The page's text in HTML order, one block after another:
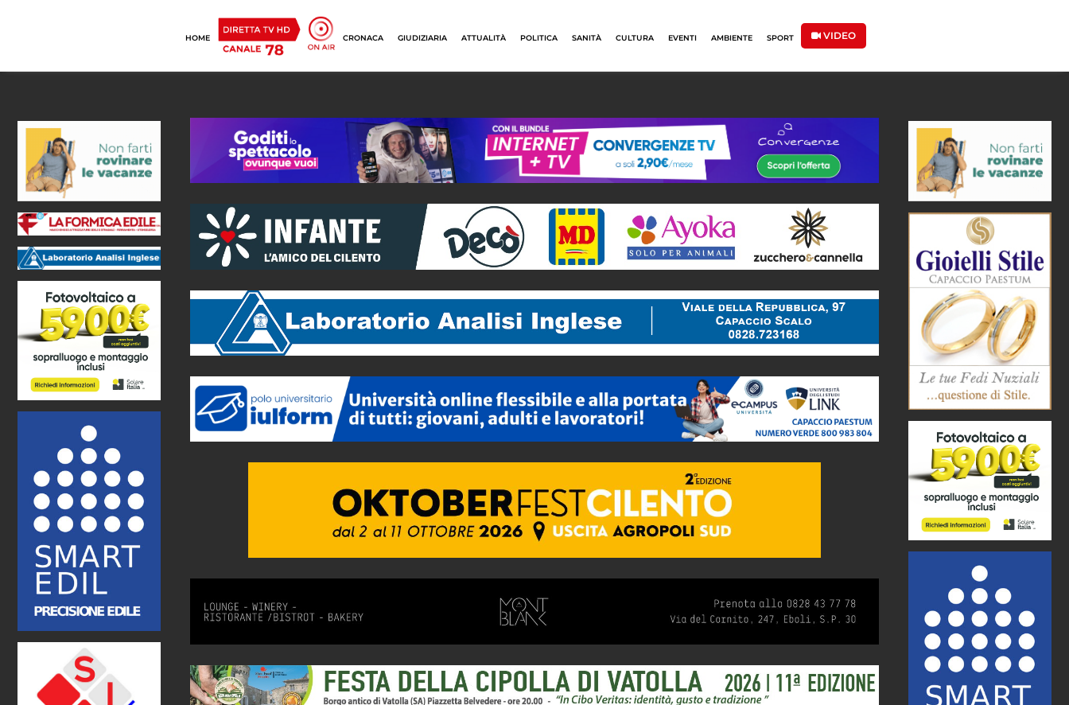
HOME CRONACA GIUDIZIARIA ATTUALITÀ POLITICA SANITÀ CULTURA EVENTI AMBIENTE SPORT VIDEO